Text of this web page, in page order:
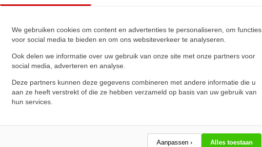
We gebruiken cookies om content en advertenties te personaliseren, om functies
voor social media te bieden en om ons websiteverkeer te analyseren.
Ook delen we informatie over uw gebruik van onze site met onze partners voor
social media, adverteren en analyse.
Deze partners kunnen deze gegevens combineren met andere informatie die u
aan ze heeft verstrekt of die ze hebben verzameld op basis van uw gebruik van
hun services.
Aanpassen › Alles toestaan
★★★★★
★★★★★